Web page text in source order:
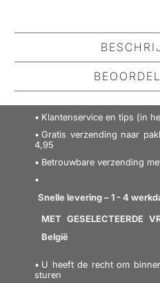
Jimmy Choo Urban Hero
diepe, mannelijke en
vleugje zoet. Dit
de man die altijd met zijn
meestal op wint. Voor de
vooruit wil in het leven
voor de man die zoveel in
meest contrastrijke tonen
harmoniseren wanneer ze
van o.a. ananas,
No one has
Be the first
SCHRIJF
Klantenservice en tips (in
Gratis verzending naar
4,95
Betrouwbare verzending
Snelle levering – 1 - 4
MET GESELECTEERDE
België
U heeft de recht om
sturen